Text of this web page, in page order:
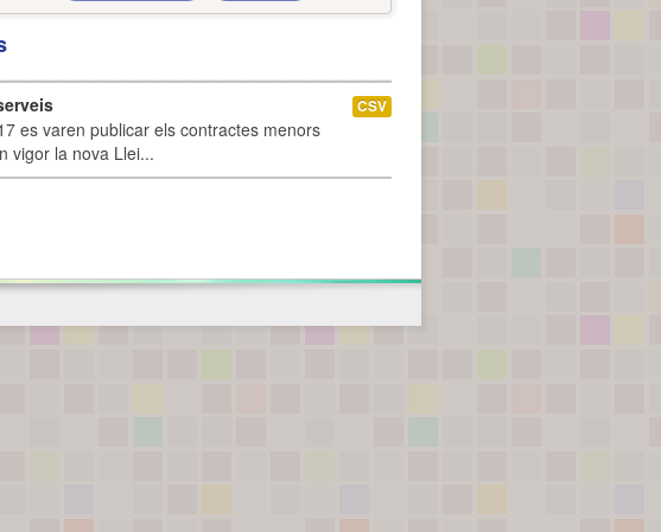
es varen publicar els contractes menors
vigor la nova Llei...
CSV